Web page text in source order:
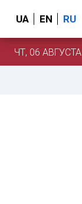
UA EN RU
ЧТ, 06 АВГУСТА